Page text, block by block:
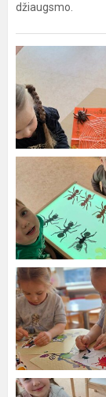
džiaugsmo.